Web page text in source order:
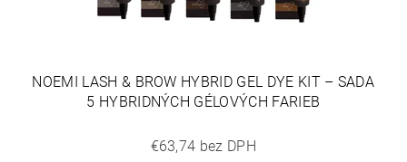
NOEMI LASH & BROW HYBRID GEL DYE KIT – SADA
5 HYBRIDNÝCH GÉLOVÝCH FARIEB
€63,74 bez DPH